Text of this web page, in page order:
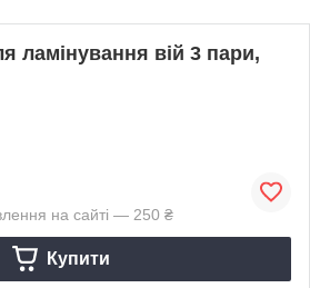
ламінування вій 3 пари,
на сайті — 250 ₴
Купити